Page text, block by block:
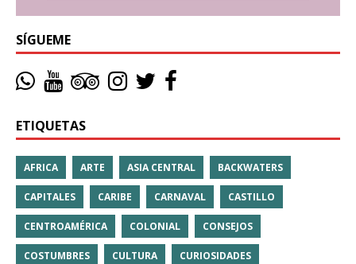
SÍGUEME
ETIQUETAS
AFRICA ARTE ASIA CENTRAL BACKWATERS
CAPITALES CARIBE CARNAVAL CASTILLO
CENTROAMÉRICA COLONIAL CONSEJOS
COSTUMBRES CULTURA CURIOSIDADES